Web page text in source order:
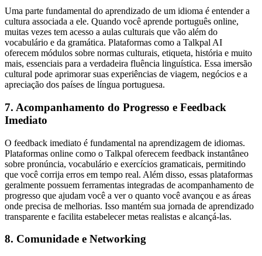
Uma parte fundamental do aprendizado de um idioma é entender a
cultura associada a ele. Quando você aprende português online,
muitas vezes tem acesso a aulas culturais que vão além do
vocabulário e da gramática. Plataformas como a Talkpal AI
oferecem módulos sobre normas culturais, etiqueta, história e muito
mais, essenciais para a verdadeira fluência linguística. Essa imersão
cultural pode aprimorar suas experiências de viagem, negócios e a
apreciação dos países de língua portuguesa.
7. Acompanhamento do Progresso e Feedback
Imediato
O feedback imediato é fundamental na aprendizagem de idiomas.
Plataformas online como o Talkpal oferecem feedback instantâneo
sobre pronúncia, vocabulário e exercícios gramaticais, permitindo
que você corrija erros em tempo real. Além disso, essas plataformas
geralmente possuem ferramentas integradas de acompanhamento de
progresso que ajudam você a ver o quanto você avançou e as áreas
onde precisa de melhorias. Isso mantém sua jornada de aprendizado
transparente e facilita estabelecer metas realistas e alcançá-las.
8. Comunidade e Networking